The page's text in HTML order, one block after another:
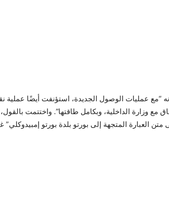
“مع عمليات الوصول الجديدة، استؤنفت أيضًا عملية
مع وزارة الداخلية، وبكامل طاقتها”. واختتمت